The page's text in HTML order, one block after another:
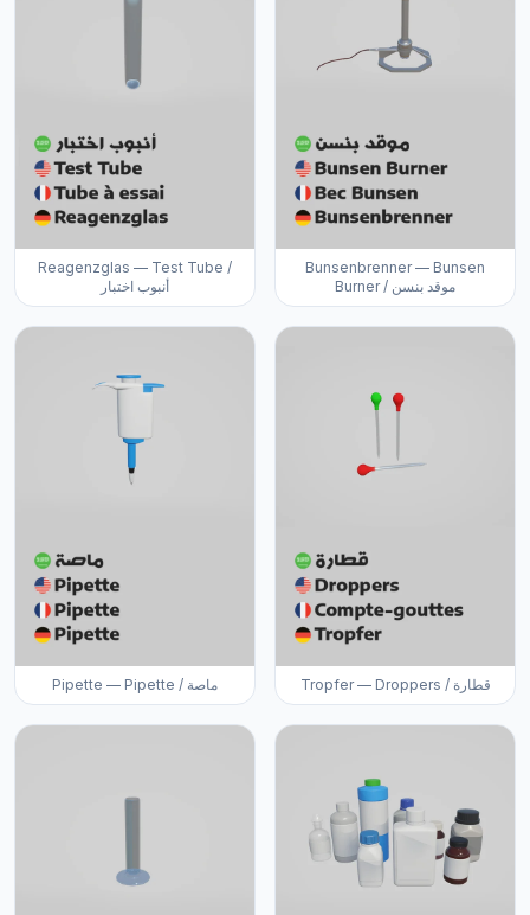
Reagenzglas — Test Tube /
أنبوب اختبار
Bunsenbrenner — Bunsen
Burner / موقد بنسن
Pipette — Pipette / ماصة Tropfer — Droppers / قطارة